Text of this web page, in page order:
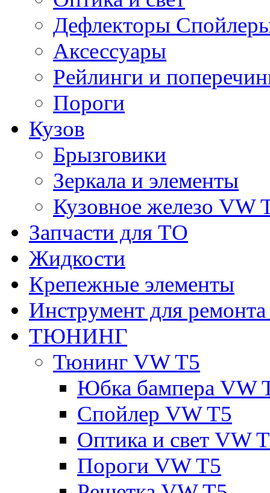
Дефлекторы
Аксессуары
Рейлинги и
Пороги
Кузов
Брызговики
Зеркала и элементы
Кузовное железо VW
Запчасти для ТО
Жидкости
Крепежные элементы
Инструмент для
ТЮНИНГ
Тюнинг VW T5
Юбка бампера VW
Спойлер VW T5
Оптика и свет VW
Пороги VW T5